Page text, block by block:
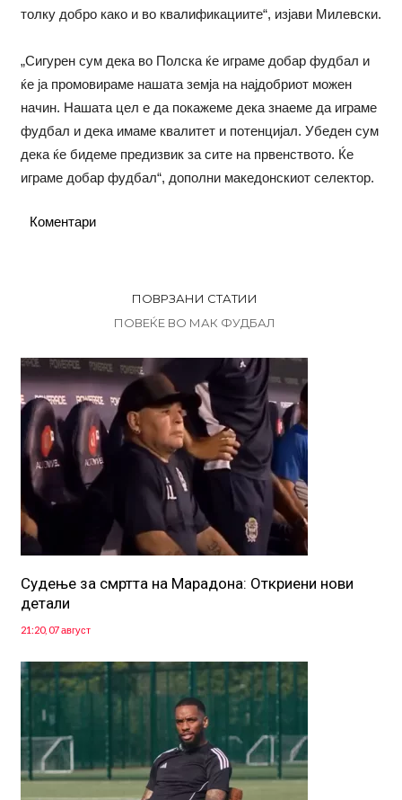
толку добро како и во квалификациите“, изјави Милевски.
„Сигурен сум дека во Полска ќе играме добар фудбал и
ќе ја промовираме нашата земја на најдобриот можен
начин. Нашата цел е да покажеме дека знаеме да играме
фудбал и дека имаме квалитет и потенцијал. Убеден сум
дека ќе бидеме предизвик за сите на првенството. Ќе
играме добар фудбал“, дополни македонскиот селектор.
Коментари
ПОВРЗАНИ СТАТИИ
ПОВЕЌЕ ВО МАК ФУДБАЛ
Судење за смртта на Марадона: Откриени нови
детали
21:20, 07 август